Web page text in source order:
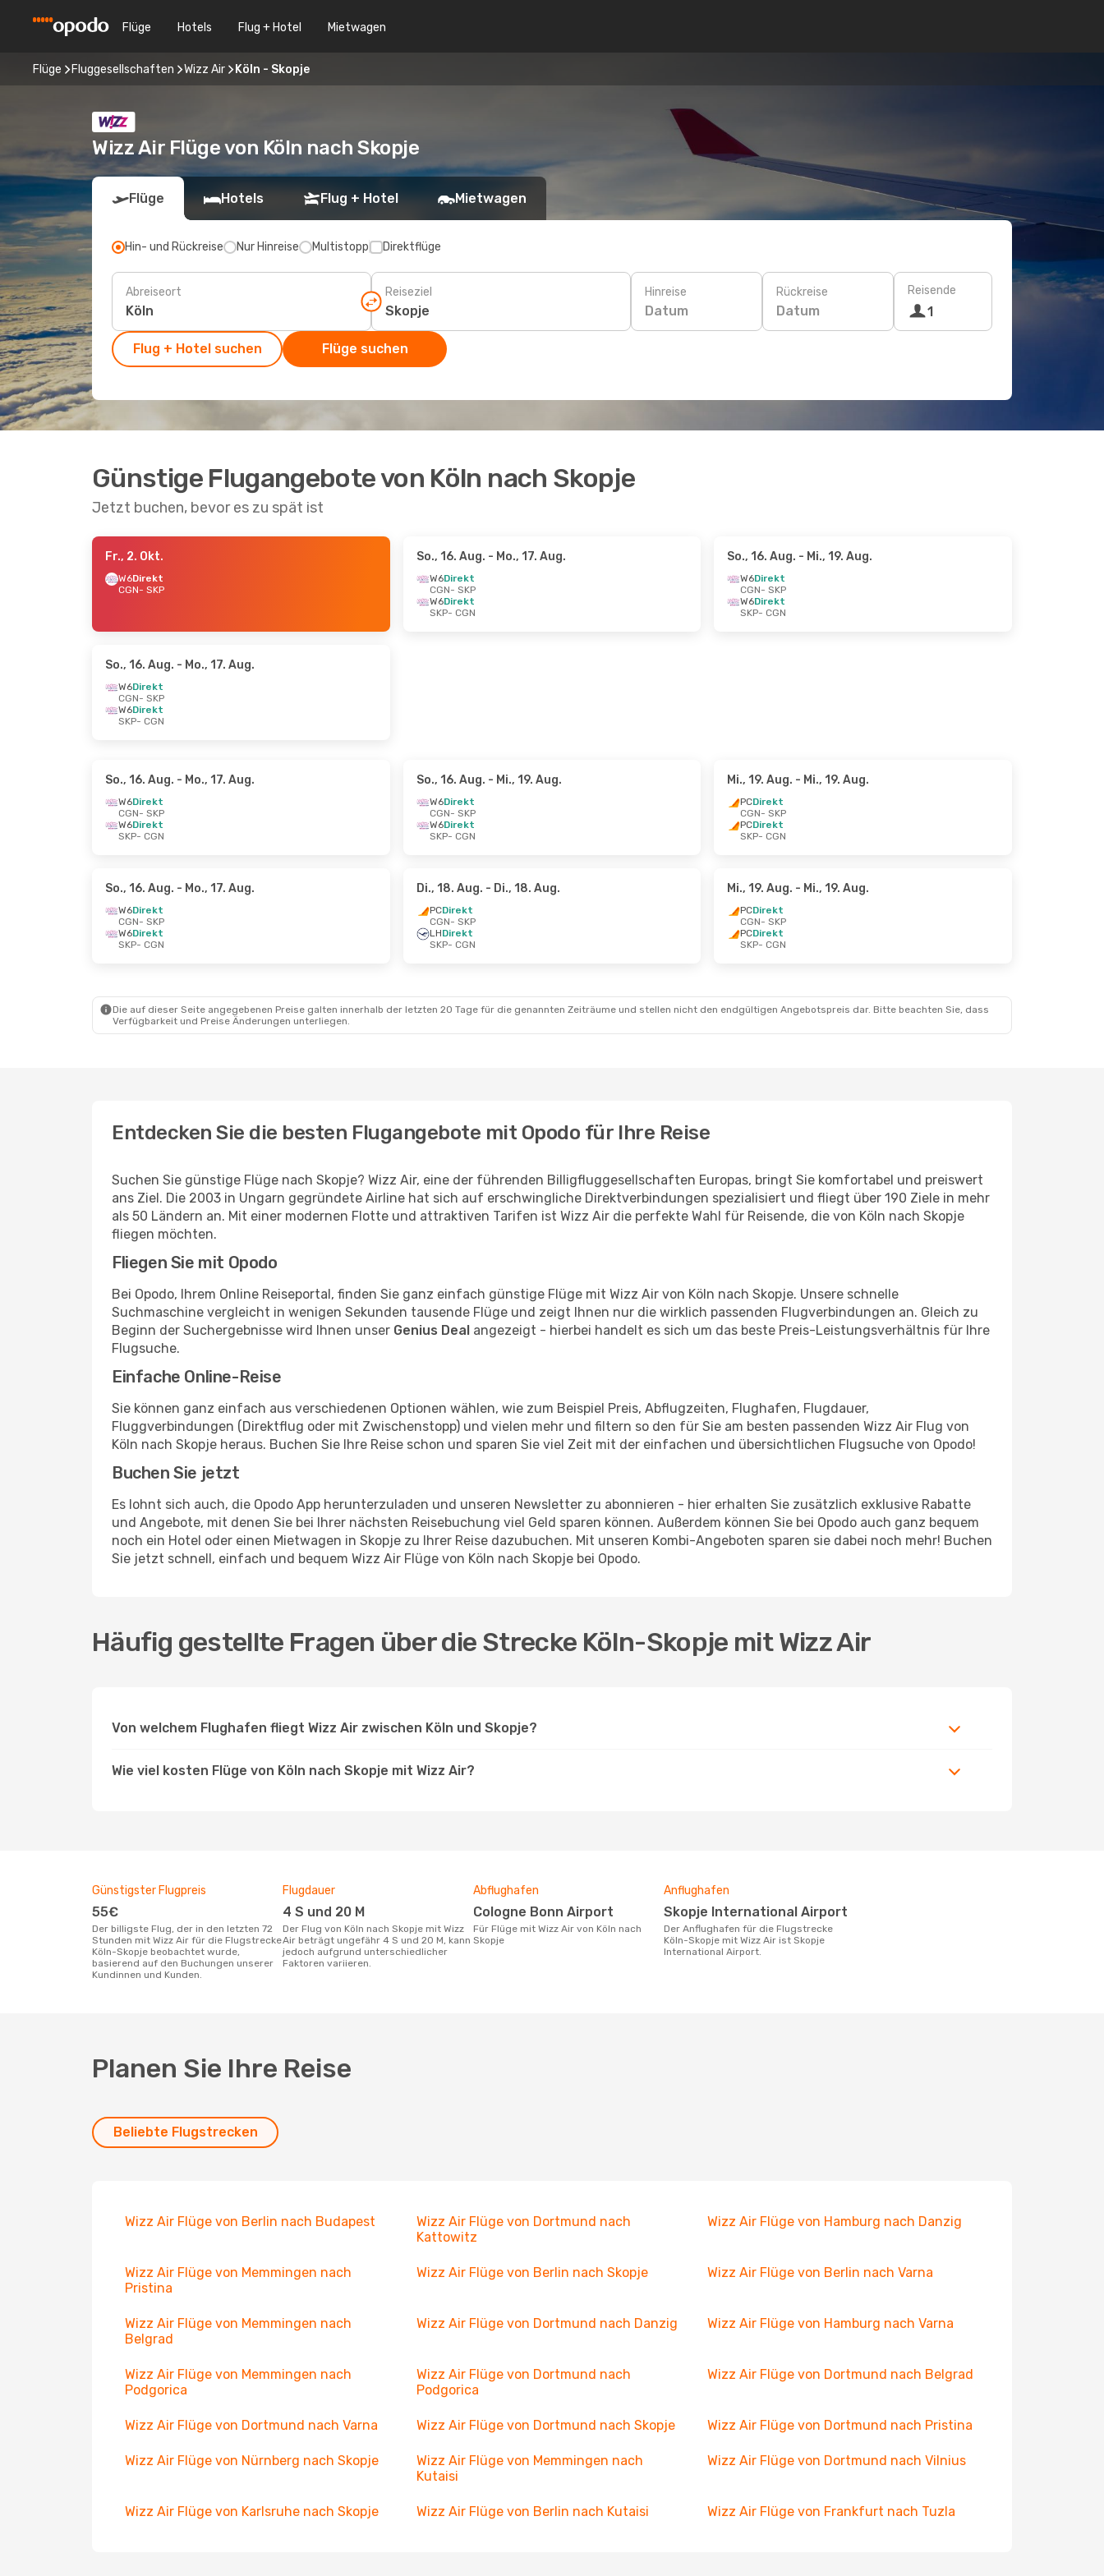
Flüge Hotels Flug + Hotel Mietwagen
Flüge Fluggesellschaften Wizz Air Köln - Skopje
Wizz Air Flüge von Köln nach Skopje
Flüge Hotels Flug + Hotel Mietwagen
Hin- und Rückreise Nur Hinreise Multistopp Direktflüge
Abreiseort Reiseziel Hinreise
Datum
Rückreise
Datum
Reisende
1
Flug + Hotel suchen Flüge suchen
Günstige Flugangebote von Köln nach Skopje
Jetzt buchen, bevor es zu spät ist
Fr., 2. Okt.
W6Direkt
CGN- SKP
So., 16. Aug. - Mo., 17. Aug.
W6Direkt
CGN- SKP
W6Direkt
SKP- CGN
So., 16. Aug. - Mi., 19. Aug.
W6Direkt
CGN- SKP
W6Direkt
SKP- CGN
So., 16. Aug. - Mo., 17. Aug.
W6Direkt
CGN- SKP
W6Direkt
SKP- CGN
So., 16. Aug. - Mo., 17. Aug.
W6Direkt
CGN- SKP
W6Direkt
SKP- CGN
So., 16. Aug. - Mi., 19. Aug.
W6Direkt
CGN- SKP
W6Direkt
SKP- CGN
Mi., 19. Aug. - Mi., 19. Aug.
PCDirekt
CGN- SKP
PCDirekt
SKP- CGN
So., 16. Aug. - Mo., 17. Aug.
W6Direkt
CGN- SKP
W6Direkt
SKP- CGN
Di., 18. Aug. - Di., 18. Aug.
PCDirekt
CGN- SKP
LHDirekt
SKP- CGN
Mi., 19. Aug. - Mi., 19. Aug.
PCDirekt
CGN- SKP
PCDirekt
SKP- CGN
Die auf dieser Seite angegebenen Preise galten innerhalb der letzten 20 Tage für die genannten Zeiträume und stellen nicht den endgültigen Angebotspreis dar. Bitte beachten Sie, dass
Verfügbarkeit und Preise Änderungen unterliegen.
Entdecken Sie die besten Flugangebote mit Opodo für Ihre Reise
Suchen Sie günstige Flüge nach Skopje? Wizz Air, eine der führenden Billigfluggesellschaften Europas, bringt Sie komfortabel und preiswert
ans Ziel. Die 2003 in Ungarn gegründete Airline hat sich auf erschwingliche Direktverbindungen spezialisiert und fliegt über 190 Ziele in mehr
als 50 Ländern an. Mit einer modernen Flotte und attraktiven Tarifen ist Wizz Air die perfekte Wahl für Reisende, die von Köln nach Skopje
fliegen möchten.
Fliegen Sie mit Opodo
Bei Opodo, Ihrem Online Reiseportal, finden Sie ganz einfach günstige Flüge mit Wizz Air von Köln nach Skopje. Unsere schnelle
Suchmaschine vergleicht in wenigen Sekunden tausende Flüge und zeigt Ihnen nur die wirklich passenden Flugverbindungen an. Gleich zu
Beginn der Suchergebnisse wird Ihnen unser Genius Deal angezeigt - hierbei handelt es sich um das beste Preis-Leistungsverhältnis für Ihre
Flugsuche.
Einfache Online-Reise
Sie können ganz einfach aus verschiedenen Optionen wählen, wie zum Beispiel Preis, Abflugzeiten, Flughafen, Flugdauer,
Fluggverbindungen (Direktflug oder mit Zwischenstopp) und vielen mehr und filtern so den für Sie am besten passenden Wizz Air Flug von
Köln nach Skopje heraus. Buchen Sie Ihre Reise schon und sparen Sie viel Zeit mit der einfachen und übersichtlichen Flugsuche von Opodo!
Buchen Sie jetzt
Es lohnt sich auch, die Opodo App herunterzuladen und unseren Newsletter zu abonnieren - hier erhalten Sie zusätzlich exklusive Rabatte
und Angebote, mit denen Sie bei Ihrer nächsten Reisebuchung viel Geld sparen können. Außerdem können Sie bei Opodo auch ganz bequem
noch ein Hotel oder einen Mietwagen in Skopje zu Ihrer Reise dazubuchen. Mit unseren Kombi-Angeboten sparen sie dabei noch mehr! Buchen
Sie jetzt schnell, einfach und bequem Wizz Air Flüge von Köln nach Skopje bei Opodo.
Häufig gestellte Fragen über die Strecke Köln-Skopje mit Wizz Air
Von welchem Flughafen fliegt Wizz Air zwischen Köln und Skopje?
Wie viel kosten Flüge von Köln nach Skopje mit Wizz Air?
Günstigster Flugpreis
55€
Der billigste Flug, der in den letzten 72
Stunden mit Wizz Air für die Flugstrecke
Köln-Skopje beobachtet wurde,
basierend auf den Buchungen unserer
Kundinnen und Kunden.
Flugdauer
4 S und 20 M
Der Flug von Köln nach Skopje mit Wizz
Air beträgt ungefähr 4 S und 20 M, kann
jedoch aufgrund unterschiedlicher
Faktoren variieren.
Abflughafen
Cologne Bonn Airport
Für Flüge mit Wizz Air von Köln nach
Skopje
Anflughafen
Skopje International Airport
Der Anflughafen für die Flugstrecke
Köln-Skopje mit Wizz Air ist Skopje
International Airport.
Planen Sie Ihre Reise
Beliebte Flugstrecken
Wizz Air Flüge von Berlin nach Budapest
Wizz Air Flüge von Dortmund nach
Kattowitz
Wizz Air Flüge von Hamburg nach Danzig
Wizz Air Flüge von Memmingen nach
Pristina
Wizz Air Flüge von Berlin nach Skopje Wizz Air Flüge von Berlin nach Varna
Wizz Air Flüge von Memmingen nach
Belgrad
Wizz Air Flüge von Dortmund nach Danzig Wizz Air Flüge von Hamburg nach Varna
Wizz Air Flüge von Memmingen nach
Podgorica
Wizz Air Flüge von Dortmund nach
Podgorica
Wizz Air Flüge von Dortmund nach Belgrad
Wizz Air Flüge von Dortmund nach Varna Wizz Air Flüge von Dortmund nach Skopje Wizz Air Flüge von Dortmund nach Pristina
Wizz Air Flüge von Nürnberg nach Skopje
Wizz Air Flüge von Memmingen nach
Kutaisi
Wizz Air Flüge von Dortmund nach Vilnius
Wizz Air Flüge von Karlsruhe nach Skopje Wizz Air Flüge von Berlin nach Kutaisi Wizz Air Flüge von Frankfurt nach Tuzla